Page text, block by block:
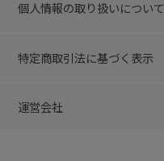
個人情報の取り扱いについて
特定商取引法に基づく表示
運営会社